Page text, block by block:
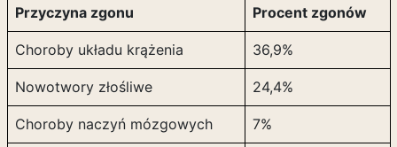
Przyczyna zgonu Procent zgonów
Choroby układu krążenia 36,9%
Nowotwory złośliwe 24,4%
Choroby naczyń mózgowych 7%